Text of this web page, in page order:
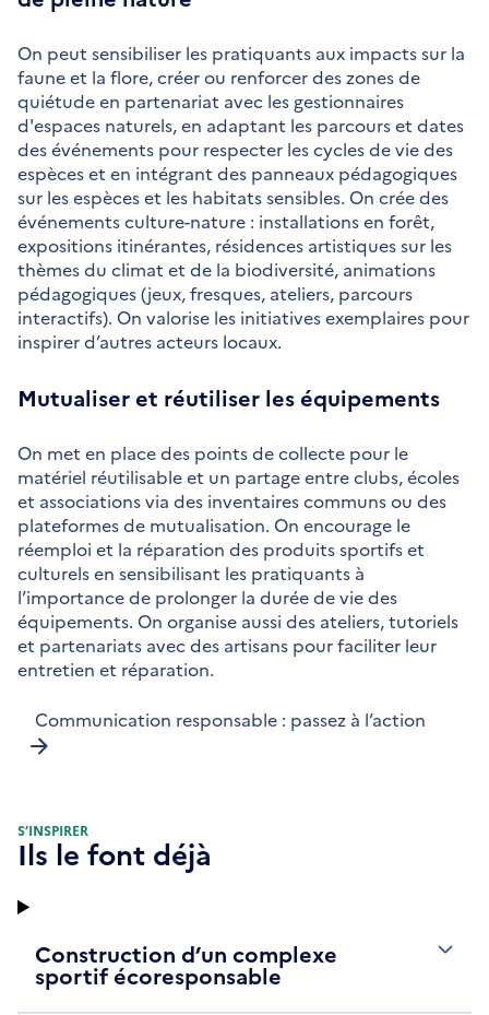
On peut sensibiliser les pratiquants aux impacts sur la
faune et la flore, créer ou renforcer des zones de
quiétude en partenariat avec les gestionnaires
d'espaces naturels, en adaptant les parcours et dates
des événements pour respecter les cycles de vie des
espèces et en intégrant des panneaux pédagogiques
sur les espèces et les habitats sensibles. On crée des
événements culture-nature : installations en forêt,
expositions itinérantes, résidences artistiques sur les
thèmes du climat et de la biodiversité, animations
pédagogiques (jeux, fresques, ateliers, parcours
interactifs). On valorise les initiatives exemplaires pour
inspirer d’autres acteurs locaux.
Mutualiser et réutiliser les équipements
On met en place des points de collecte pour le
matériel réutilisable et un partage entre clubs, écoles
et associations via des inventaires communs ou des
plateformes de mutualisation. On encourage le
réemploi et la réparation des produits sportifs et
culturels en sensibilisant les pratiquants à
l’importance de prolonger la durée de vie des
équipements. On organise aussi des ateliers, tutoriels
et partenariats avec des artisans pour faciliter leur
entretien et réparation.
Communication responsable : passez à l’action
S’INSPIRER
Ils le font déjà
Construction d’un complexe
sportif écoresponsable